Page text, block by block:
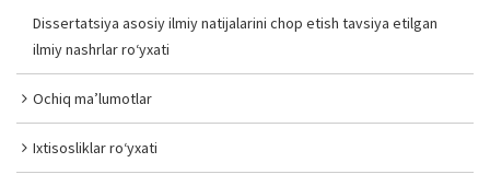
Dissertatsiya asosiy ilmiy natijalarini chop etish tavsiya etilgan
ilmiy nashrlar ro‘yxati
Ochiq ma’lumotlar
Ixtisosliklar ro‘yxati